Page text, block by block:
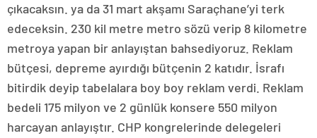
çıkacaksın. ya da 31 mart akşamı Saraçhane’yi terk
edeceksin. 230 kil metre metro sözü verip 8 kilometre
metroya yapan bir anlayıştan bahsediyoruz. Reklam
bütçesi, depreme ayırdığı bütçenin 2 katıdır. İsrafı
bitirdik deyip tabelalara boy boy reklam verdi. Reklam
bedeli 175 milyon ve 2 günlük konsere 550 milyon
harcayan anlayıştır. CHP kongrelerinde delegeleri